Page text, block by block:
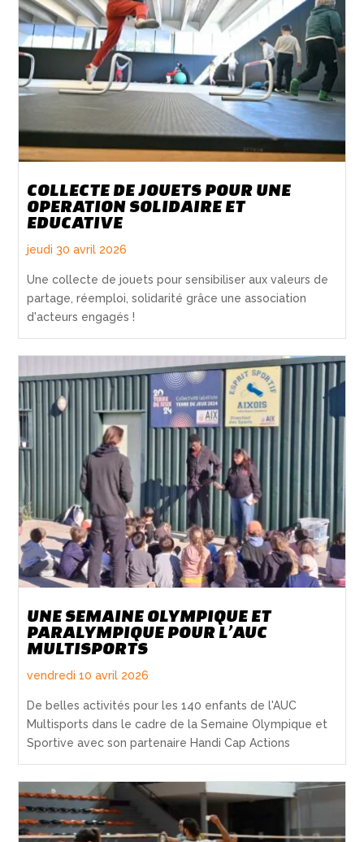
COLLECTE DE JOUETS POUR UNE
OPERATION SOLIDAIRE ET
EDUCATIVE
jeudi 30 avril 2026
Une collecte de jouets pour sensibiliser aux valeurs de
partage, réemploi, solidarité grâce une association
d'acteurs engagés !
UNE SEMAINE OLYMPIQUE ET
PARALYMPIQUE POUR L’AUC
MULTISPORTS
vendredi 10 avril 2026
De belles activités pour les 140 enfants de l'AUC
Multisports dans le cadre de la Semaine Olympique et
Sportive avec son partenaire Handi Cap Actions